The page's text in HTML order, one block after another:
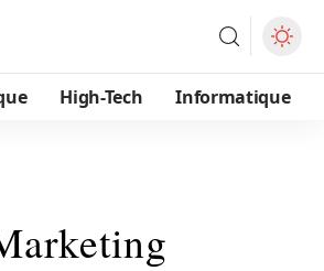
High-Tech Informatique